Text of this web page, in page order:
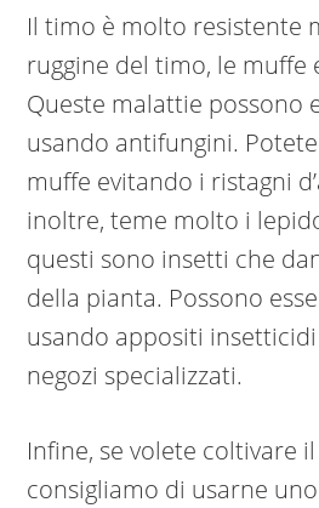
Il timo è molto resistente
ruggine del timo, le muffe
Queste malattie possono
usando antifungini.
muffe evitando i ristagni
inoltre, teme molto i
questi sono insetti che
della pianta. Possono
usando appositi
negozi specializzati.
Infine, se volete coltivare
consigliamo di usarne